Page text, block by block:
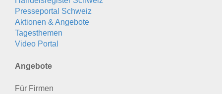
Presseportal Schweiz
Aktionen & Angebote
Tagesthemen
Video Portal
Angebote
Für Firmen